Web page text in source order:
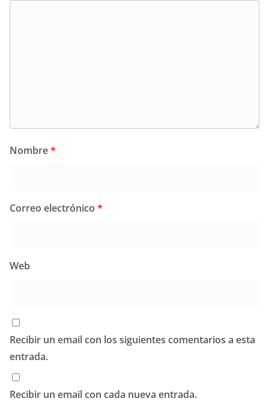
Nombre*
Correo electrónico *
Web
Recibir un email con los siguientes comentarios a esta
entrada.
Recibir un email con cada nueva entrada.